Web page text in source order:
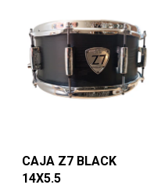
CAJA Z7 BLACK
14X5.5